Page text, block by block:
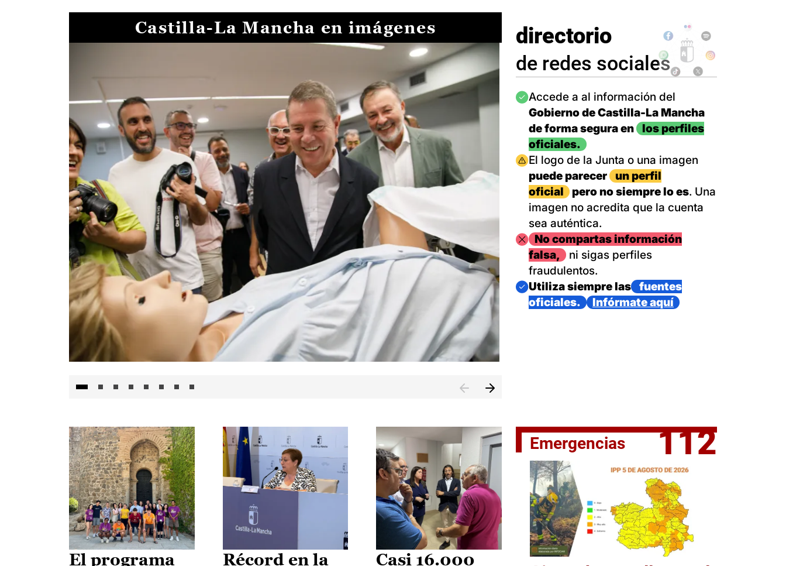
Castilla-La Mancha en imágenes
El jefe del Ejecutivo castellanomanchego, Emiliano García-
directorio
de redes sociales
Imagen
Accede a al información del
Gobierno de Castilla-La Mancha
de forma segura en
los perfiles
oficiales.
Imagen
El logo de la Junta o una imagen
puede parecer
un perfil
oficial
pero no siempre lo es. Una
imagen no acredita que la cuenta
sea auténtica.
ImagenNo compartas información
falsa,
ni sigas perfiles
fraudulentos.
Imagen
Utiliza siempre las
fuentes
oficiales.
Infórmate aquí
El programa
Récord en la
Casi 16.000
Emergencias 112